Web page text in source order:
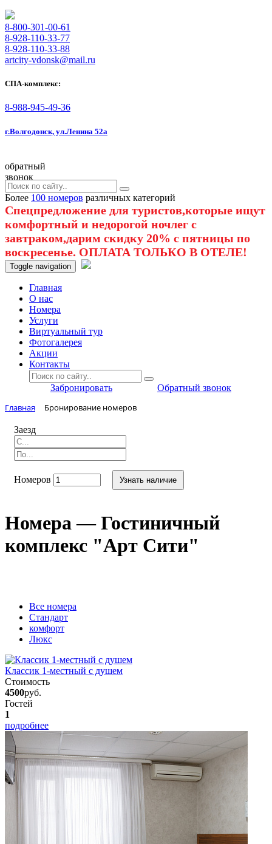
8-800-301-00-61
8-928-110-33-77
8-928-110-33-88
artcity-vdonsk@mail.ru
СПА-комплекс:
8-988-945-49-36
г.Волгодонск, ул.Ленина 52а
обратный
звонок
Более 100 номеров различных категорий
Спецпредложение для туристов,которые ищут
комфортный и недорогой ночлег с
завтраком,дарим скидку 20% с пятницы по
воскресенье. ОПЛАТА ТОЛЬКО В ОТЕЛЕ!
Toggle navigation
Главная
O нас
Номера
Услуги
Виртуальный тур
Фотогалерея
Акции
Контакты
Забронировать Обратный звонок
Главная Бронирование номеров
Заезд
Номеров Узнать наличие
Номера — Гостиничный
комплекс "Арт Сити"
Вcе номера
Стандарт
комфорт
Люкс
Классик 1-местный с душем
Стоимость
4500руб.
Гостей
1
подробнее